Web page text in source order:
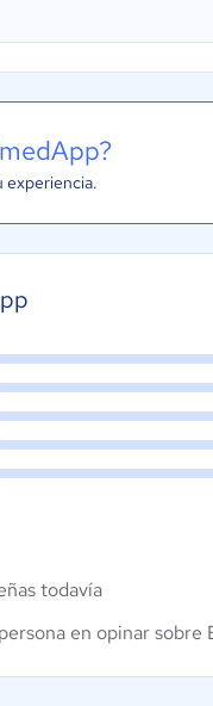
experiencia.
todavía
en opinar sobre